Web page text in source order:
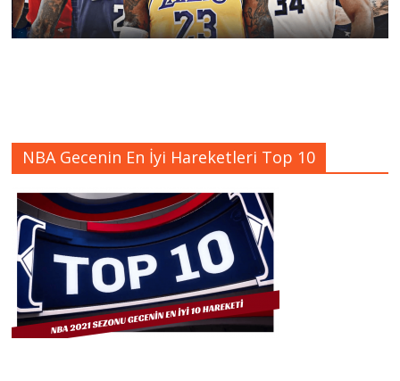
NBA Gecenin En İyi Hareketleri Top 10